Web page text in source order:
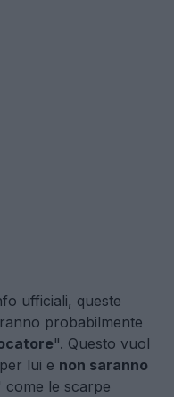
ufficiali, queste
probabilmente
". Questo vuol
lui e non saranno
come le scarpe